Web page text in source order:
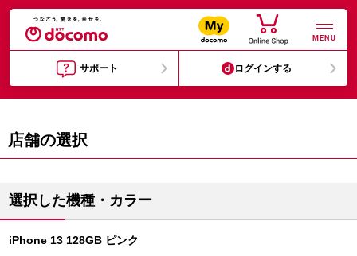
MENU
サポート ログインする
店舗の選択
選択した機種・カラー
iPhone 13 128GB ピンク